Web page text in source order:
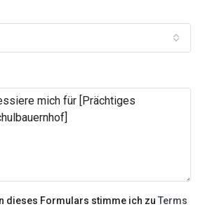
dieses Formulars stimme ich zu Terms